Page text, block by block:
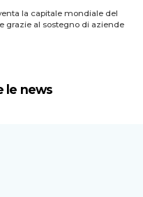
la capitale mondiale del
grazie al sostegno di aziende
le news